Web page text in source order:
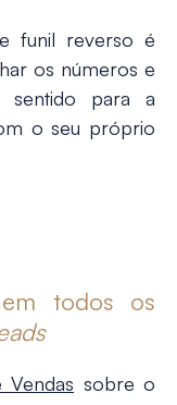
funil reverso é
os números e
para a
o seu próprio
todos os
Vendas sobre o